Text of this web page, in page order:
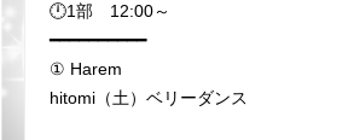
🕛1部 12:00～
━━━━━━━━━━
① Harem
hitomi（土）ベリーダンス